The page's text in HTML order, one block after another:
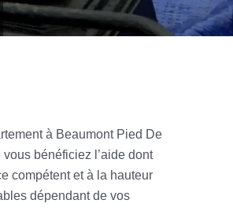
à Beaumont Pied De
bénéficiez l’aide dont
compétent et à la hauteur
dépendant de vos